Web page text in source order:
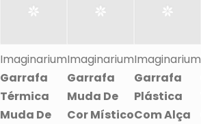
Imaginarium
Garrafa
Térmica
Muda De
Imaginarium
Garrafa
Muda De
Cor Místico
Imaginarium
Garrafa
Plástica
Com Alça